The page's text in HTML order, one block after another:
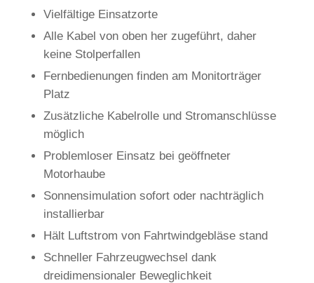
Vielfältige Einsatzorte
Alle Kabel von oben her zugeführt, daher
keine Stolperfallen
Fernbedienungen finden am Monitorträger
Platz
Zusätzliche Kabelrolle und Stromanschlüsse
möglich
Problemloser Einsatz bei geöffneter
Motorhaube
Sonnensimulation sofort oder nachträglich
installierbar
Hält Luftstrom von Fahrtwindgebläse stand
Schneller Fahrzeugwechsel dank
dreidimensionaler Beweglichkeit